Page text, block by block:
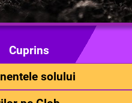
Cuprins
solului